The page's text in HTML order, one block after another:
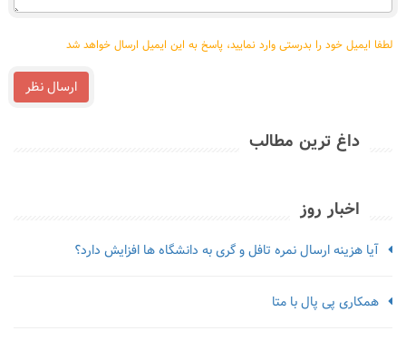
لطفا ایمیل خود را بدرستی وارد نمایید، پاسخ به این ایمیل ارسال خواهد شد
ارسال نظر
داغ ترین مطالب
اخبار روز
آیا هزینه ارسال نمره تافل و گری به دانشگاه ها افزایش دارد؟
همکاری پی پال با متا